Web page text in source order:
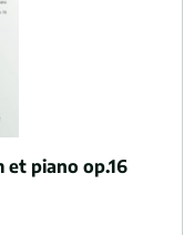
et piano op.16